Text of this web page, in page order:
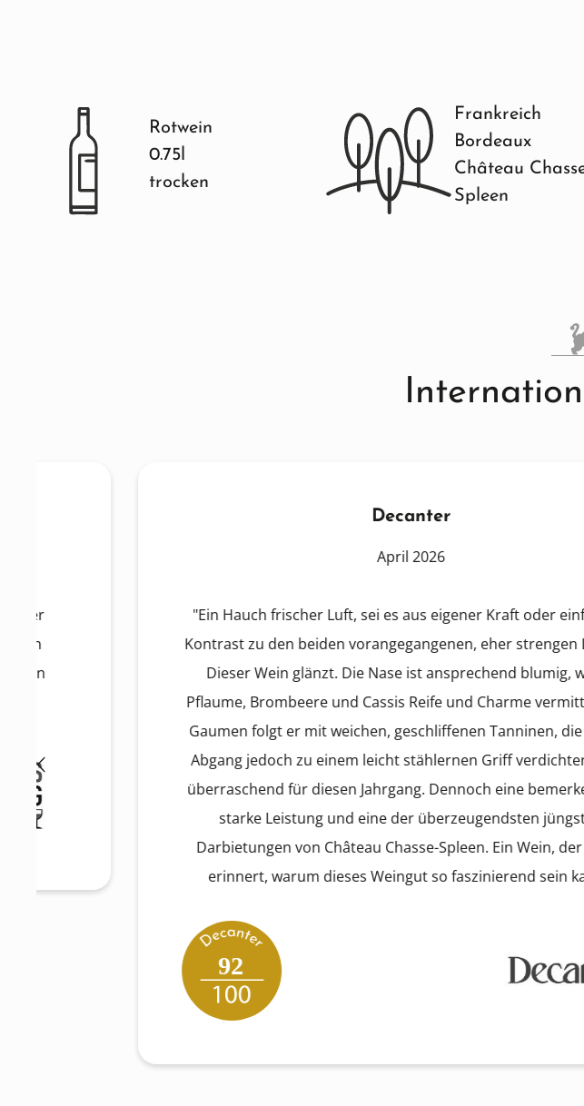
Rotwein
0.75l
trocken
Frankreich
Bordeaux
Château
Spleen
"Ein Hauch frischer Luft, sei es aus eigener Kraft oder einfach im
Kontrast zu den beiden vorangegangenen, eher strengen Listracs:
Dieser Wein glänzt. Die Nase ist ansprechend blumig, wobei
Pflaume, Brombeere und Cassis Reife und Charme vermitteln. Am
Gaumen folgt er mit weichen, geschliffenen Tanninen, die sich im
Abgang jedoch zu einem leicht stählernen Griff verdichten: nicht
überraschend für diesen Jahrgang. Dennoch eine bemerkenswert
starke Leistung und eine der überzeugendsten jüngsten
Darbietungen von Château Chasse-Spleen. Ein Wein, der daran
erinnert, warum dieses Weingut so faszinierend sein kann."